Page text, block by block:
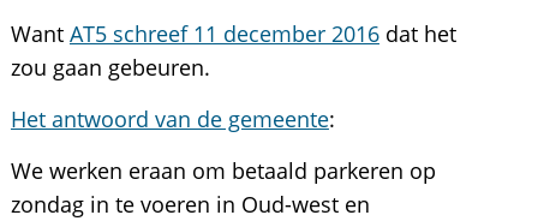
Want AT5 schreef 11 december 2016dat het
zou gaan gebeuren.
Het antwoord van de gemeente:
We werken eraan om betaald parkeren op
zondag in te voeren in Oud-west en